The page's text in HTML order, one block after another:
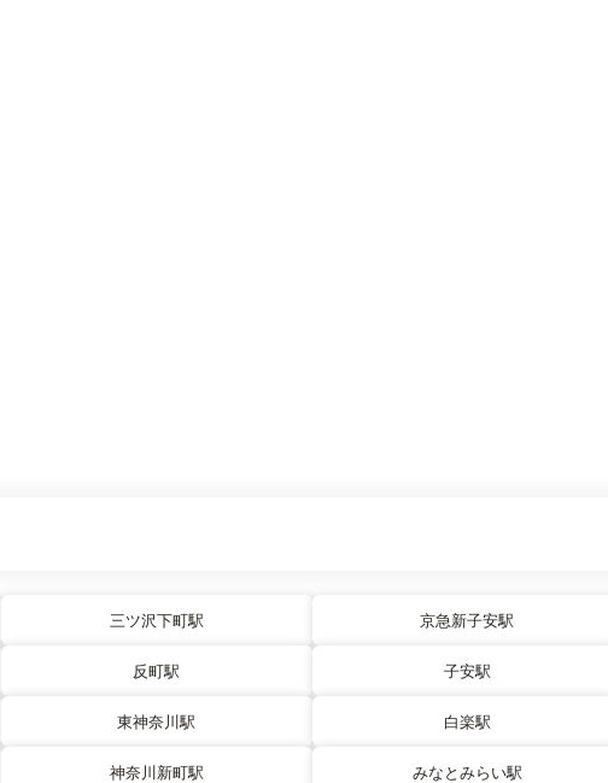
三ツ沢下町駅 京急新子安駅
反町駅 子安駅
東神奈川駅 白楽駅
神奈川新町駅 みなとみらい駅